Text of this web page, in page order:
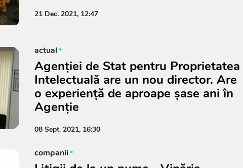
21 Dec. 2021, 12:47
actual
Agenției de Stat pentru Proprietatea
Intelectuală are un nou director. Are
o experiență de aproape șase ani în
Agenție
08 Sept. 2021, 16:30
companii